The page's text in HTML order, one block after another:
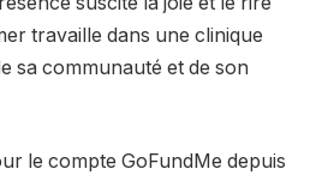
travaille dans une clinique
sa communauté et de son
le compte GoFundMe depuis